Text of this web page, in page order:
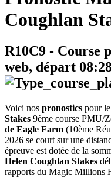
Coughlan
R10C9 - Course
web, départ
Voici nos pronostics pour
Stakes 9ème course PMU/
de Eagle Farm (10ème
2026 se court sur une
épreuve est dotée de la
Helen Coughlan Stakes
rapports du Magic Millions